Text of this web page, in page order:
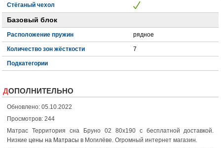
Стёганый чехол
Базовый блок
Расположение пружин рядное
Количество зон жёсткости 7
Подкатегории
ДОПОЛНИТЕЛЬНО
Обновлено: 05.10.2022
Просмотров: 244
Матрас Территория сна Бруно 02 80x190 с бесплатной доставкой.
Низкиецены на Матрасы в Могилёве. Огромный интернет магазин.